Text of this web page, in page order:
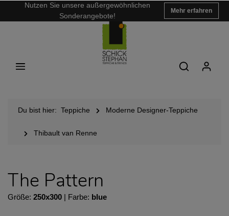
Nutzen Sie unsere außergewöhnlichen
Sonderangebote!
Mehr erfahren
Du bist hier: Teppiche Moderne Designer-Teppiche
Thibault van Renne
The Pattern
Größe: 250x300 | Farbe: blue